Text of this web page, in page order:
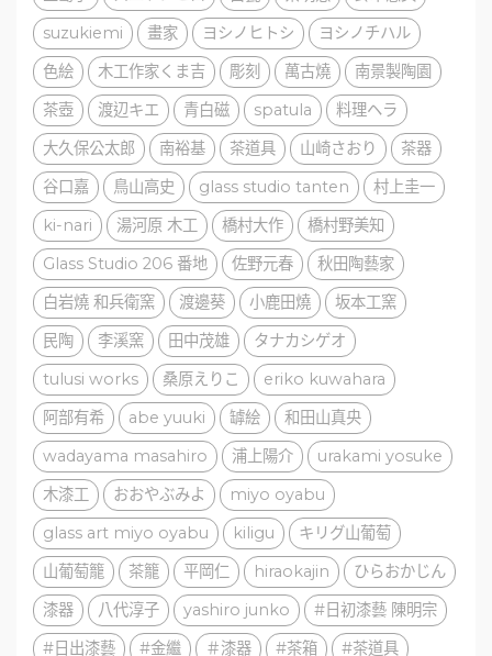
suzukiemi
畫家 ヨシノヒトシ
ヨシノチハル
色絵
木工作家くま吉 彫刻 萬古燒
南景製陶園
茶壺
渡辺キエ 青白磁 spatula
料理ヘラ
大久保公太郎
南裕基 茶道具 山崎さおり
茶器
谷口嘉
鳥山高史 glass studio tanten
村上圭一
ki-nari
湯河原 木工 橋村大作
橋村野美知
Glass Studio 206 番地
佐野元春
秋田陶藝家
白岩燒 和兵衛窯
渡邊葵 小鹿田燒
坂本工窯
民陶
李溪窯 田中茂雄
タナカシゲオ
tulusi works
桑原えりこ
eriko kuwahara
阿部有希
abe yuuki 罅絵
和田山真央
wadayama masahiro
浦上陽介
urakami yosuke
木漆工
おおやぶみよ
miyo oyabu
glass art miyo oyabu
kiligu
キリグ山葡萄
山葡萄籠
茶籠 平岡仁 hiraokajin
ひらおかじん
漆器
八代淳子 yashiro junko
#日初漆藝 陳明宗
#日出漆藝
#金繼 ＃漆器 #茶箱
#茶道具